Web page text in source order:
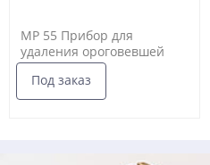
MP 55 Прибор для
удаления ороговевшей
кожи
Под заказ